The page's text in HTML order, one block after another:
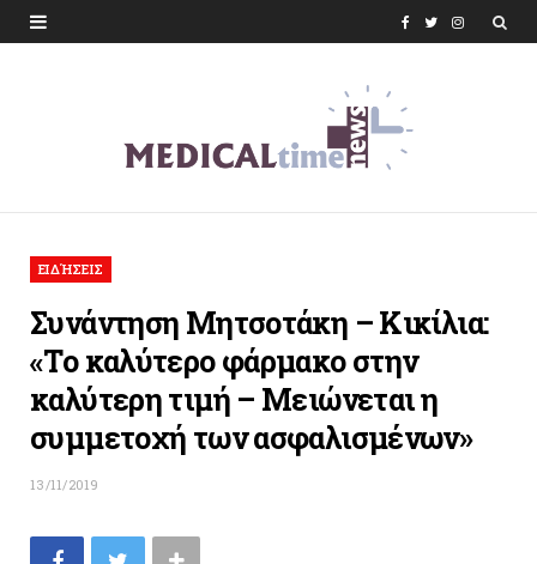
k
T I
ΕΙΔΉΣΕΙΣ
Συνάντηση Μητσοτάκη – Κικίλια:
«Το καλύτερο φάρμακο στην
καλύτερη τιμή – Μειώνεται η
συμμετοχή των ασφαλισμένων»
13/11/2019